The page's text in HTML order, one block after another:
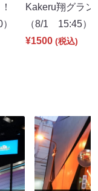
Kakeru翔グラ
（8/1 15:45）
¥1500 (税込)